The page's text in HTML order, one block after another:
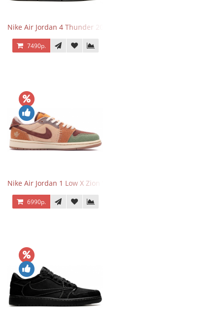
Nike Air Jordan 4 Thunder 2023
7490р.
Nike Air Jordan 1 Low X Zion Williamson Voodoo
6990р.